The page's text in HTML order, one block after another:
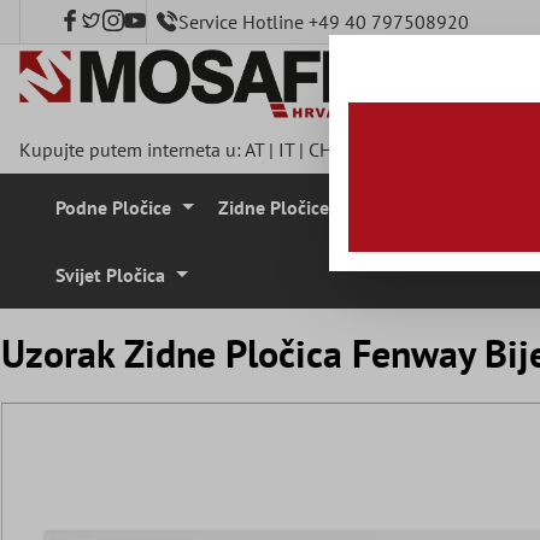
glavni sadržaj Service Hotline +49 40 797508920
Kupujte putem interneta u:AT| IT| CH
Podne Pločice Zidne Pločice
Svijet Pločica
Uzorak Zidne Pločica Fenway